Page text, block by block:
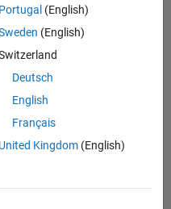
Portugal (English)
(English)
Deutsch
English
Français
United Kingdom(English)